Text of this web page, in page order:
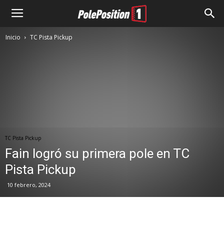
Inicio TC Pista Pickup
TC Pista Pickup
Fain logró su primera pole en TC
Pista Pickup
10 febrero, 2024